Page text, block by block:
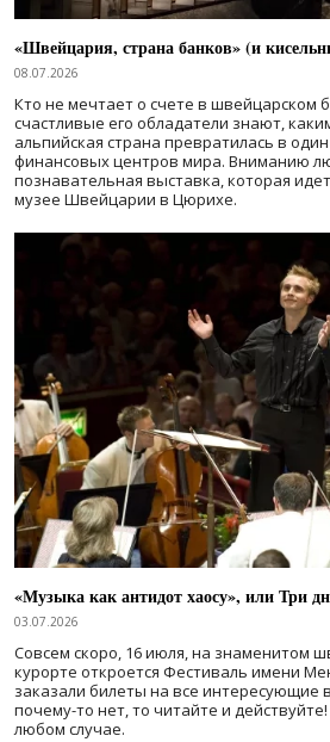
«Швейцария, страна банков» (и
08.07.2026
Кто не мечтает о счете в швейцарском
счастливые его обладатели знают,
альпийская страна превратилась в
финансовых центров мира. Вниманию
познавательная выставка, которая
музее Швейцарии в Цюрихе.
«Музыка как антидот хаосу», или Три
03.07.2026
Совсем скоро, 16 июля, на знаменитом
курорте откроется Фестиваль имени
заказали билеты на все интересующие
почему-то нет, то читайте и
любом случае.